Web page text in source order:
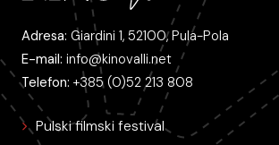
Adresa: Giardini 1, 52100, Pula-Pola
E-mail: info@kinovalli.net
Telefon: +385 (0)52 213 808
Pulski filmski festival